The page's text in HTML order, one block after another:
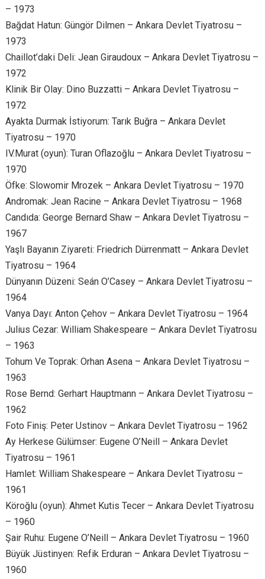
– 1973
Bağdat Hatun: Güngör Dilmen – Ankara Devlet Tiyatrosu –
1973
Chaillot’daki Deli: Jean Giraudoux – Ankara Devlet Tiyatrosu –
1972
Klinik Bir Olay: Dino Buzzatti – Ankara Devlet Tiyatrosu –
1972
Ayakta Durmak İstiyorum: Tarık Buğra – Ankara Devlet
Tiyatrosu – 1970
IV.Murat (oyun): Turan Oflazoğlu – Ankara Devlet Tiyatrosu –
1970
Öfke: Slowomir Mrozek – Ankara Devlet Tiyatrosu – 1970
Andromak: Jean Racine – Ankara Devlet Tiyatrosu – 1968
Candıda: George Bernard Shaw – Ankara Devlet Tiyatrosu –
1967
Yaşlı Bayanın Ziyareti: Friedrich Dürrenmatt – Ankara Devlet
Tiyatrosu – 1964
Dünyanın Düzeni: Seán O’Casey – Ankara Devlet Tiyatrosu –
1964
Vanya Dayı: Anton Çehov – Ankara Devlet Tiyatrosu – 1964
Julius Cezar: William Shakespeare – Ankara Devlet Tiyatrosu
– 1963
Tohum Ve Toprak: Orhan Asena – Ankara Devlet Tiyatrosu –
1963
Rose Bernd: Gerhart Hauptmann – Ankara Devlet Tiyatrosu –
1962
Foto Finiş: Peter Ustinov – Ankara Devlet Tiyatrosu – 1962
Ay Herkese Gülümser: Eugene O’Neill – Ankara Devlet
Tiyatrosu – 1961
Hamlet: William Shakespeare – Ankara Devlet Tiyatrosu –
1961
Köroğlu (oyun): Ahmet Kutis Tecer – Ankara Devlet Tiyatrosu
– 1960
Şair Ruhu: Eugene O’Neill – Ankara Devlet Tiyatrosu – 1960
Büyük Jüstinyen: Refik Erduran – Ankara Devlet Tiyatrosu –
1960